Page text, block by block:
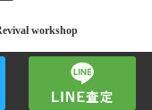
workshop